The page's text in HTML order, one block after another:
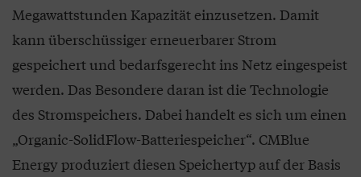
Megawattstunden Kapazität einzusetzen. Damit
kann überschüssiger erneuerbarer Strom
gespeichert und bedarfsgerecht ins Netz eingespeist
werden. Das Besondere daran ist die Technologie
des Stromspeichers. Dabei handelt es sich um einen
„Organic-SolidFlow-Batteriespeicher“. CMBlue
Energy produziert diesen Speichertyp auf der Basis